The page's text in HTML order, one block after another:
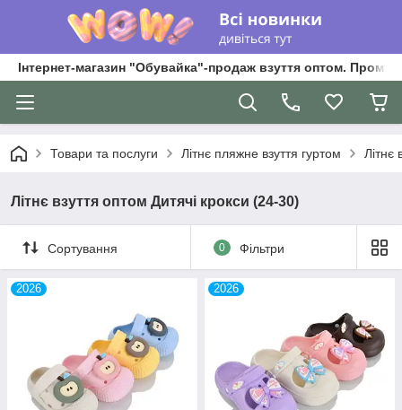
Інтернет-магазин "Обувайка"-продаж взуття оптом.
Товари та послуги Літнє пляжне взуття гуртом Літнє
Літнє взуття оптом Дитячі крокси (24-30)
Сортування 0 Фільтри
2026 2026